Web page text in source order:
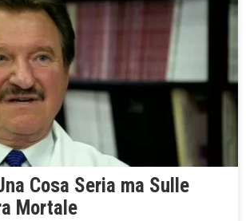
Cosa Seria ma Sulle
Mortale